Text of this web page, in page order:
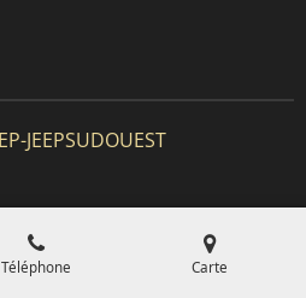
JEEPSUDOUEST
Téléphone Carte